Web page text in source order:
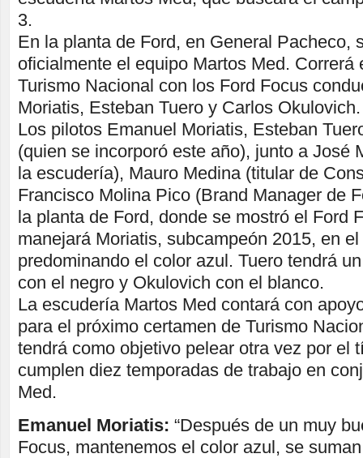
3.
En la planta de Ford, en General Pacheco,
oficialmente el equipo Martos Med. Correrá
Turismo Nacional con los Ford Focus
Moriatis, Esteban Tuero y Carlos Okulovich.
Los pilotos Emanuel Moriatis, Esteban
(quien se incorporó este año), junto a José
la escudería), Mauro Medina (titular de
Francisco Molina Pico (Brand Manager de
la planta de Ford, donde se mostró el Ford
manejará Moriatis, subcampeón 2015, en
predominando el color azul. Tuero tendrá
con el negro y Okulovich con el blanco.
La escudería Martos Med contará con
para el próximo certamen de Turismo
tendrá como objetivo pelear otra vez por el
cumplen diez temporadas de trabajo en
Med.
Emanuel Moriatis: “Después de un muy
Focus, mantenemos el color azul, se